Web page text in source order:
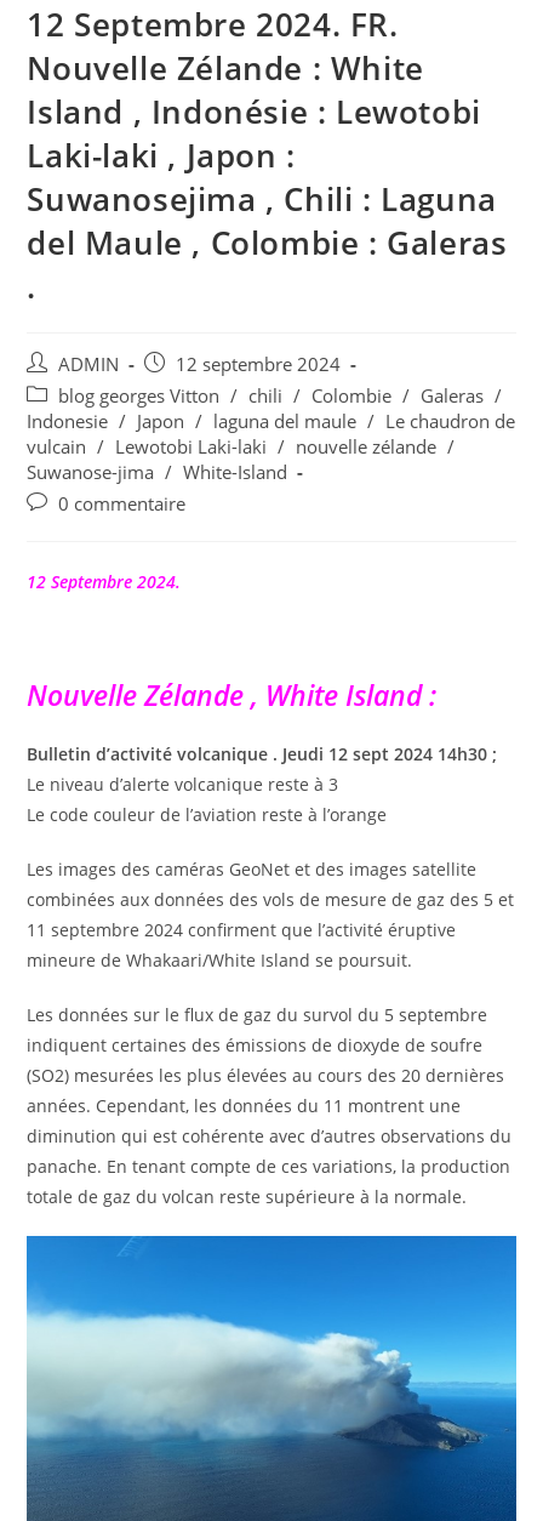
12 Septembre 2024. FR.
Nouvelle Zélande : White
Island , Indonésie : Lewotobi
Laki-laki , Japon :
Suwanosejima , Chili : Laguna
del Maule , Colombie : Galeras
.
Auteur/autrice
de
la
publication :
ADMIN
Publication
publiée :
12 septembre 2024
Post
category:
blog georges Vitton / chili / Colombie / Galeras /
Indonesie / Japon / laguna del maule / Le chaudron de
vulcain / Lewotobi Laki-laki / nouvelle zélande /
Suwanose-jima / White-Island
Commentaires
publication :
0 commentaire
12 Septembre 2024.
Nouvelle Zélande , White Island :
Bulletin d’activité volcanique . Jeudi 12 sept 2024 14h30 ;
Le niveau d’alerte volcanique reste à 3
Le code couleur de l’aviation reste à l’orange
Les images des caméras GeoNet et des images satellite
combinées aux données des vols de mesure de gaz des 5 et
11 septembre 2024 confirment que l’activité éruptive
mineure de Whakaari/White Island se poursuit.
Les données sur le flux de gaz du survol du 5 septembre
indiquent certaines des émissions de dioxyde de soufre
(SO2) mesurées les plus élevées au cours des 20 dernières
années. Cependant, les données du 11 montrent une
diminution qui est cohérente avec d’autres observations du
panache. En tenant compte de ces variations, la production
totale de gaz du volcan reste supérieure à la normale.